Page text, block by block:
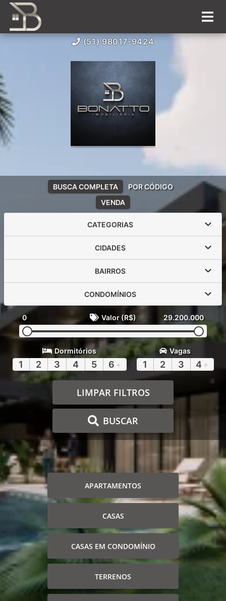
(51) 98017-9424
VENDA
BUSCA COMPLETA POR CÓDIGO
CATEGORIAS
CIDADES
BAIRROS
CONDOMÍNIOS
0 Valor (R$) 29.200.000
Dormitórios
1 2 3 4 5 6 +
Vagas
1 2 3 4 +
LIMPAR FILTROS
BUSCAR
APARTAMENTOS
CASAS
CASAS EM CONDOMÍNIO
TERRENOS